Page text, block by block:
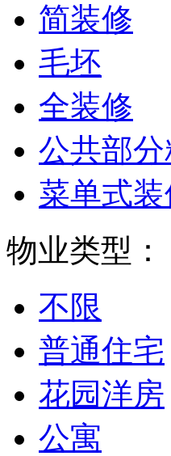
简装修
毛坯
全装修
公共部
菜单式装
物业类型：
不限
普通住宅
花园洋房
公寓